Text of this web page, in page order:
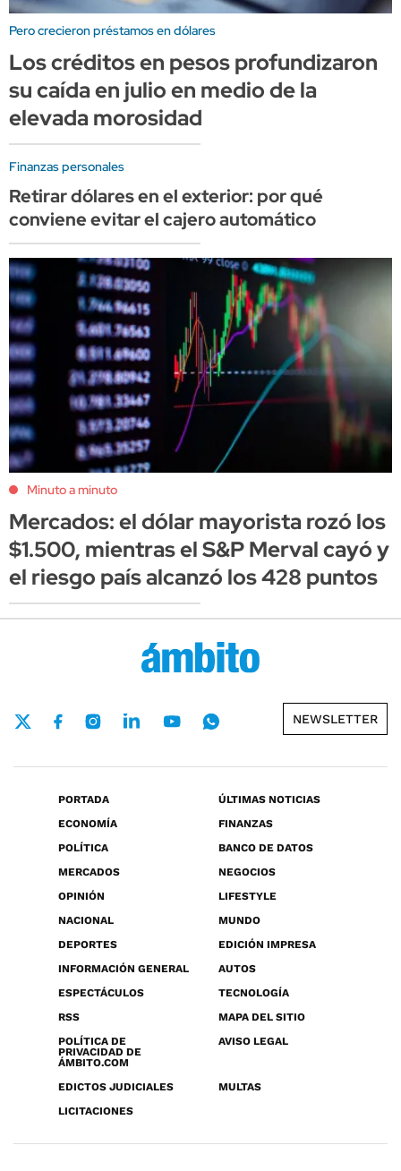
Pero crecieron préstamos en dólares
Los créditos en pesos profundizaron
su caída en julio en medio de la
elevada morosidad
Finanzas personales
Retirar dólares en el exterior: por qué
conviene evitar el cajero automático
Minuto a minuto
Mercados: el dólar mayorista rozó los
$1.500, mientras el S&P Merval cayó y
el riesgo país alcanzó los 428 puntos
NEWSLETTER
PORTADA
ÚLTIMAS NOTICIAS
ECONOMÍA
FINANZAS
POLÍTICA
BANCO DE DATOS
MERCADOS
NEGOCIOS
OPINIÓN
LIFESTYLE
NACIONAL
MUNDO
DEPORTES
EDICIÓN IMPRESA
INFORMACIÓN GENERAL
AUTOS
ESPECTÁCULOS
TECNOLOGÍA
RSS
MAPA DEL SITIO
POLÍTICA DE
PRIVACIDAD DE
ÁMBITO.COM
AVISO LEGAL
EDICTOS JUDICIALES
MULTAS
LICITACIONES